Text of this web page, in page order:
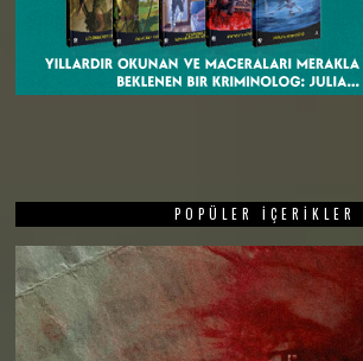
POPÜLER İÇERIKLER